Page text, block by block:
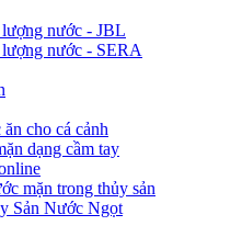
lượng nước - JBL
nước - SERA
cho cá cảnh
dạng cầm tay
mặn trong thủy sản
Sản Nước Ngọt